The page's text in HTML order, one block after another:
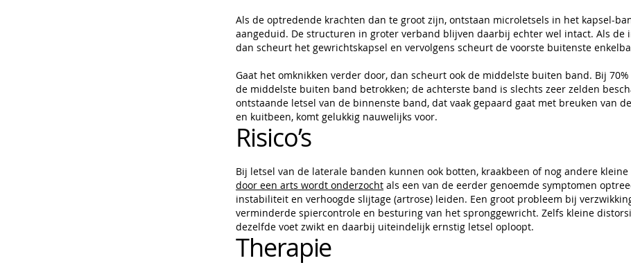
Als de optredende krachten dan te groot zijn, ontstaan microletsels in het kapsel-
aangeduid. De structuren in groter verband blijven daarbij echter wel intact. Als
dan scheurt het gewrichtskapsel en vervolgens scheurt de voorste buitenste
Gaat het omknikken verder door, dan scheurt ook de middelste buiten band. Bij
de middelste buiten band betrokken; de achterste band is slechts zeer zelden
ontstaande letsel van de binnenste band, dat vaak gepaard gaat met breuken van
en kuitbeen, komt gelukkig nauwelijks voor.
Risico’s
Bij letsel van de laterale banden kunnen ook botten, kraakbeen of nog andere
door een arts wordt onderzocht als een van de eerder genoemde symptomen
instabiliteit en verhoogde slijtage (artrose) leiden. Een groot probleem bij
verminderde spiercontrole en besturing van het spronggewricht. Zelfs kleine
dezelfde voet zwikt en daarbij uiteindelijk ernstig letsel oploopt.
Therapie